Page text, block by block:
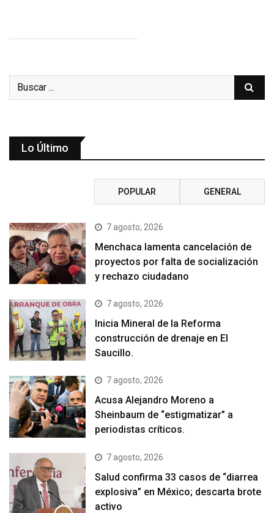
Lo Último
POPULAR GENERAL
7 agosto, 2026
Menchaca lamenta cancelación de
proyectos por falta de socialización
y rechazo ciudadano
7 agosto, 2026
Inicia Mineral de la Reforma
construcción de drenaje en El
Saucillo.
7 agosto, 2026
Acusa Alejandro Moreno a
Sheinbaum de “estigmatizar” a
periodistas críticos.
7 agosto, 2026
Salud confirma 33 casos de “diarrea
explosiva” en México; descarta brote
activo